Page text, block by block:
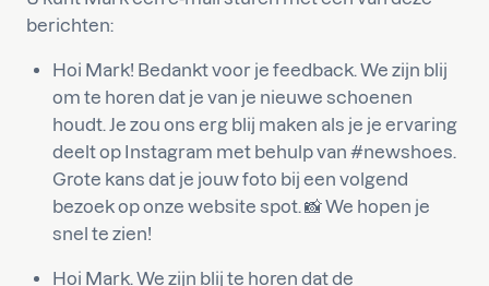
berichten:
Hoi Mark! Bedankt voor je feedback. We zijn blij
om te horen dat je van je nieuwe schoenen
houdt. Je zou ons erg blij maken als je je ervaring
deelt op Instagram met behulp van #newshoes.
Grote kans dat je jouw foto bij een volgend
bezoek op onze website spot. 📸 We hopen je
snel te zien!
Hoi Mark. We zijn blij te horen dat de